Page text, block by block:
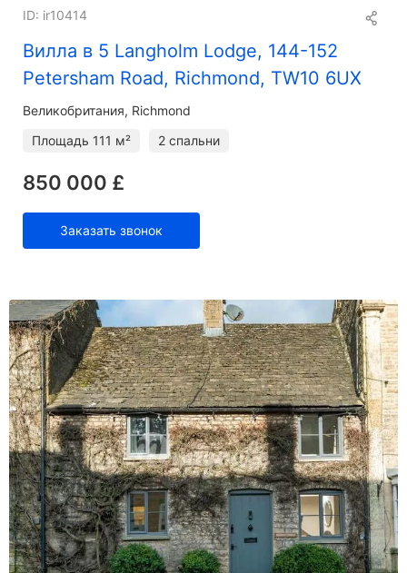
Вилла в 5 Langholm Lodge, 144-152
Petersham Road, Richmond, TW10 6UX
ID: ir10414
Великобритания, Richmond
Площадь 111 м² 2 спальни
850 000 £
Заказать звонок